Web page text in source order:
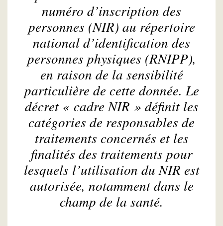
numéro d’inscription des
personnes (NIR) au répertoire
national d’identification des
personnes physiques (RNIPP),
en raison de la sensibilité
particulière de cette donnée. Le
décret « cadre NIR » définit les
catégories de responsables de
traitements concernés et les
finalités des traitements pour
lesquels l’utilisation du NIR est
autorisée, notamment dans le
champ de la santé.